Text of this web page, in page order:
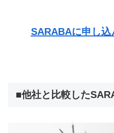
SARABAに申し込
■他社と比較した